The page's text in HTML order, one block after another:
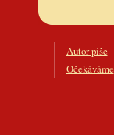
Autor píše
Očekáváme